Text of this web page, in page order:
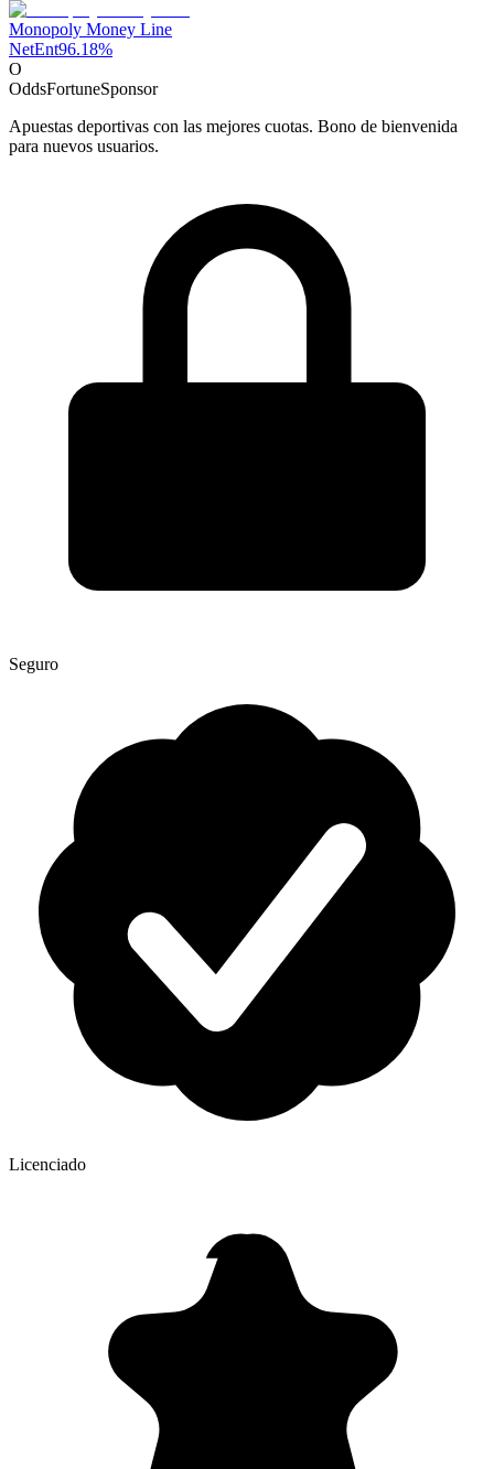
Monopoly Money Line
NetEnt96.18%
O
OddsFortuneSponsor
Apuestas deportivas con las mejores cuotas. Bono de bienvenida
para nuevos usuarios.
Seguro
Licenciado